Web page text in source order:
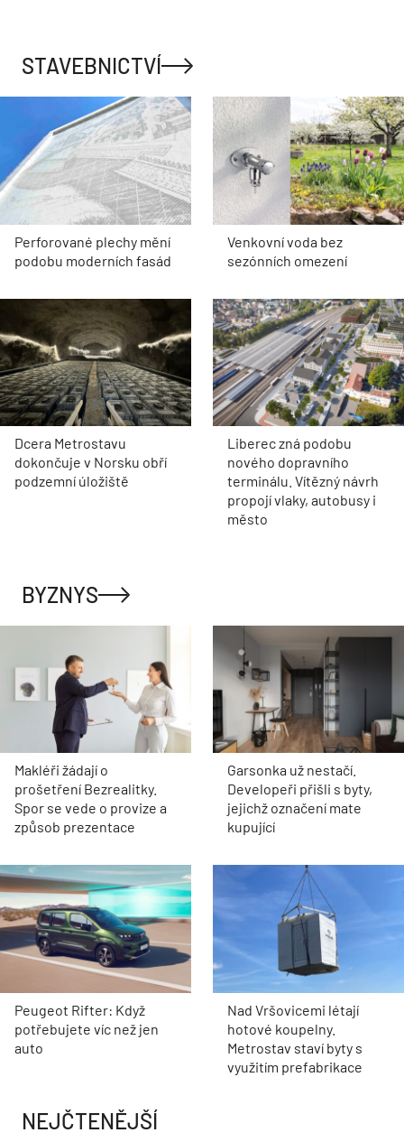
STAVEBNICTVÍ
Perforované plechy mění
podobu moderních fasád
Venkovní voda bez
sezónních omezení
Dcera Metrostavu
dokončuje v Norsku obří
podzemní úložiště
Liberec zná podobu
nového dopravního
terminálu. Vítězný návrh
propojí vlaky, autobusy i
město
BYZNYS
Makléři žádají o
prošetření Bezrealitky.
Spor se vede o provize a
způsob prezentace
Garsonka už nestačí.
Developeři přišli s byty,
jejichž označení mate
kupující
Peugeot Rifter: Když
potřebujete víc než jen
auto
Nad Vršovicemi létají
hotové koupelny.
Metrostav staví byty s
využitím prefabrikace
NEJČTENĚJŠÍ